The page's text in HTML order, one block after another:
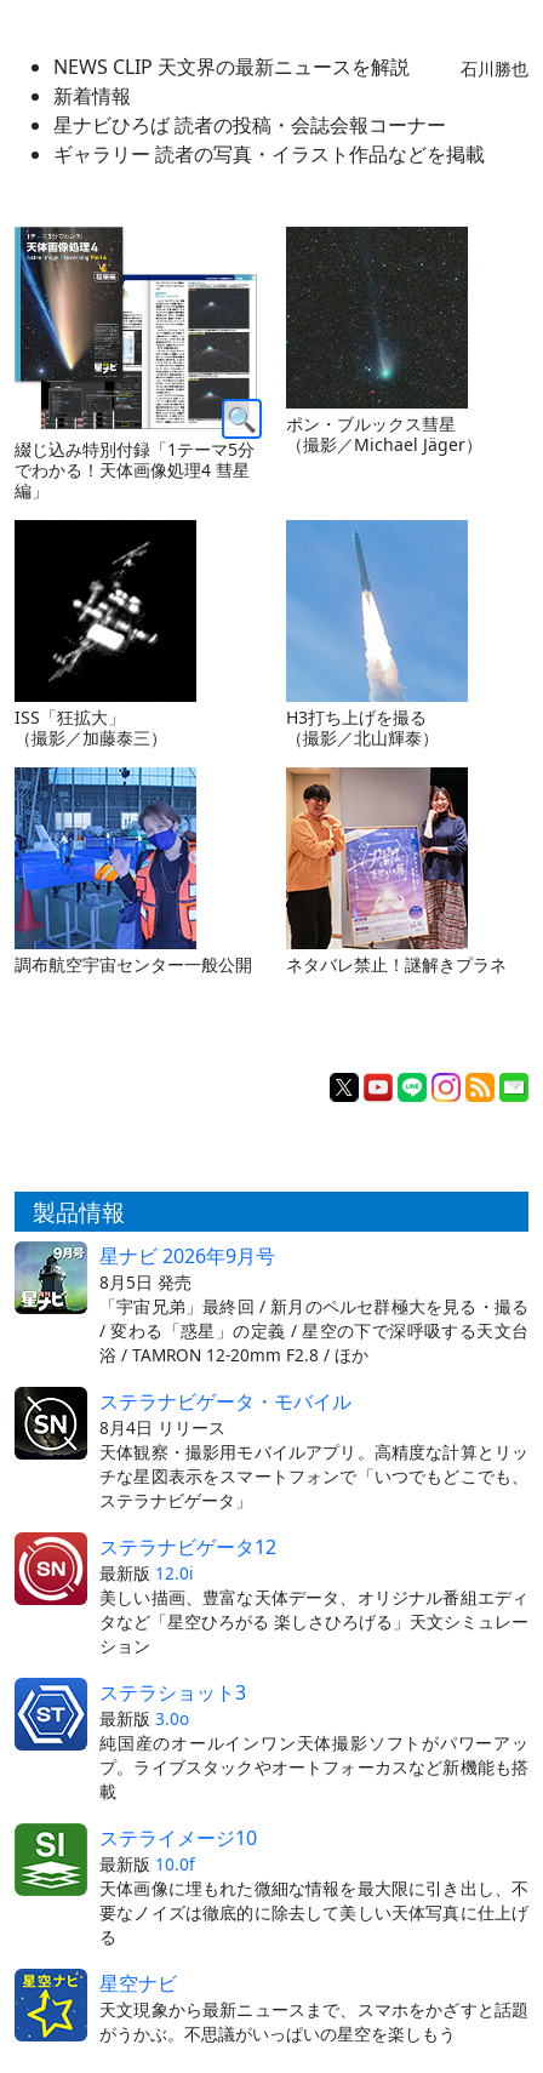
NEWS CLIP 天文界の最新ニュースを解説 石川勝也
新着情報
星ナビひろば 読者の投稿・会誌会報コーナー
ギャラリー 読者の写真・イラスト作品などを掲載
綴じ込み特別付録「1テーマ5分
でわかる！天体画像処理4 彗星
編」
ポン・ブルックス彗星
（撮影／Michael Jäger）
ISS「狂拡大」
（撮影／加藤泰三）
H3打ち上げを撮る
（撮影／北山輝泰）
調布航空宇宙センター一般公開 ネタバレ禁止！謎解きプラネ
製品情報
星ナビ 2026年9月号
8月5日 発売
「宇宙兄弟」最終回 / 新月のペルセ群極大を見る・撮る
/ 変わる「惑星」の定義 / 星空の下で深呼吸する天文台
浴 / TAMRON 12-20mm F2.8 / ほか
ステラナビゲータ・モバイル
8月4日 リリース
天体観察・撮影用モバイルアプリ。高精度な計算とリッ
チな星図表示をスマートフォンで「いつでもどこでも、
ステラナビゲータ」
ステラナビゲータ12
最新版 12.0i
美しい描画、豊富な天体データ、オリジナル番組エディ
タなど「星空ひろがる 楽しさひろげる」天文シミュレー
ション
ステラショット3
最新版 3.0o
純国産のオールインワン天体撮影ソフトがパワーアッ
プ。ライブスタックやオートフォーカスなど新機能も搭
載
ステライメージ10
最新版 10.0f
天体画像に埋もれた微細な情報を最大限に引き出し、不
要なノイズは徹底的に除去して美しい天体写真に仕上げ
る
星空ナビ
天文現象から最新ニュースまで、スマホをかざすと話題
がうかぶ。不思議がいっぱいの星空を楽しもう